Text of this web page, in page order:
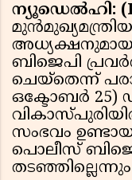
ന്യൂഡെൽഹി:
അധ്യക്ഷനുമായ
ബിജെപി
ചെയ്തെന്ന്
ഒക്ടോബർ 25)
സംഭവം
പൊലീസ്
തടഞ്ഞില്ലെന്നും